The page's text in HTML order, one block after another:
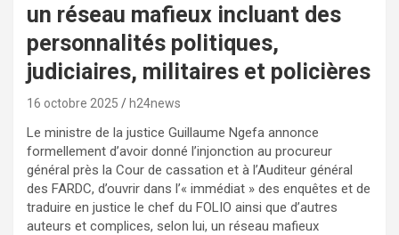
un réseau mafieux incluant des
personnalités politiques,
judiciaires, militaires et policières
16 octobre 2025 h24news
Le ministre de la justice Guillaume Ngefa annonce
formellement d’avoir donné l’injonction au procureur
général près la Cour de cassation et à l’Auditeur général
des FARDC, d’ouvrir dans l’« immédiat » des enquêtes et de
traduire en justice le chef du FOLIO ainsi que d’autres
auteurs et complices, selon lui, un réseau mafieux